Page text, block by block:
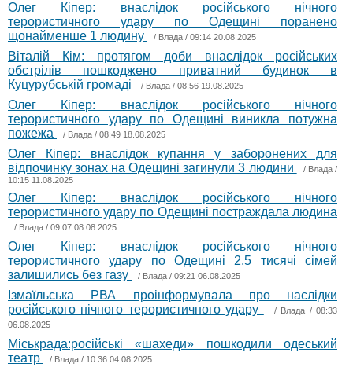
Олег Кіпер: внаслідок російського нічного
терористичного удару по Одещині поранено
щонайменше 1 людину
/ Влада / 09:14 20.08.2025
Віталій Кім: протягом доби внаслідок російських
обстрілів пошкоджено приватний будинок в
Куцурубській громаді
/ Влада / 08:56 19.08.2025
Олег Кіпер: внаслідок російського нічного
терористичного удару по Одещині виникла потужна
пожежа
/ Влада / 08:49 18.08.2025
Олег Кіпер: внаслідок купання у заборонених для
відпочинку зонах на Одещині загинули 3 людини
/ Влада/
10:15 11.08.2025
Олег Кіпер: внаслідок російського нічного
терористичного удару по Одещині постраждала людина
/ Влада / 09:07 08.08.2025
Олег Кіпер: внаслідок російського нічного
терористичного удару по Одещині 2,5 тисячі сімей
залишились без газу
/ Влада / 09:21 06.08.2025
Ізмаїльська РВА проінформувала про наслідки
російського нічного терористичного удару
/ Влада / 08:33
06.08.2025
Міськрада:російські «шахеди» пошкодили одеський
театр
/ Влада / 10:36 04.08.2025